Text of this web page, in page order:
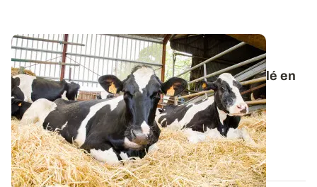
DÉFICIT FOURRAGER
Comment limiter l'utilisation de paille de blé en
litière ?
Les deux épisodes caniculaires ont contraint à
l’affouragement avant le début de l’été et...
02 JUILL. 2026